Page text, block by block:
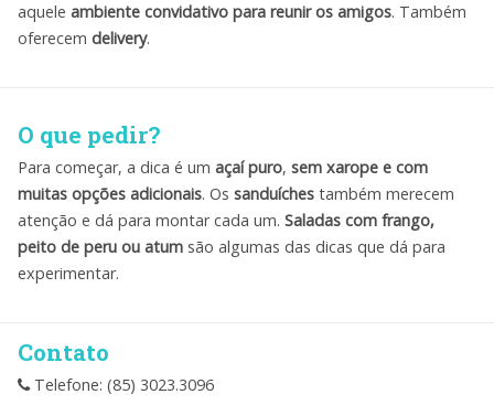
aquele ambiente convidativo para reunir os amigos. Também
oferecem delivery.
O que pedir?
Para começar, a dica é um açaí puro, sem xarope e com
muitas opções adicionais. Os sanduíches também merecem
atenção e dá para montar cada um. Saladas com frango,
peito de peru ou atum são algumas das dicas que dá para
experimentar.
Contato
Telefone: (85) 3023.3096